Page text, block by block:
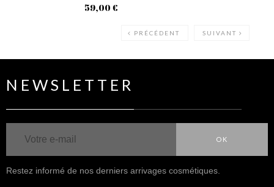
59,00 €
PRÉCÉDENT SUIVANT
NEWSLETTER
OK
Restez informé de nos derniers arrivages cosmétiques.